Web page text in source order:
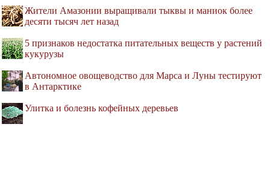
Жители Амазонии выращивали тыквы и маниок более
десяти тысяч лет назад
5 признаков недостатка питательных веществ у растений
кукурузы
Автономное овощеводство для Марса и Луны тестируют
в Антарктике
Улитка и болезнь кофейных деревьев